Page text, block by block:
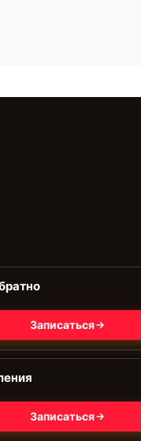
Записаться
Записаться